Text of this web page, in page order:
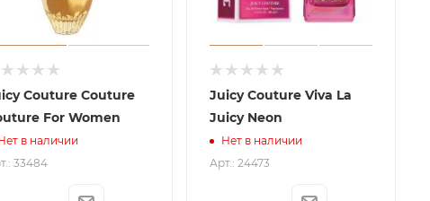
Couture Couture
For Women
в наличии
33484
Juicy Couture Viva La
Juicy Neon
Нет в наличии
Арт.: 24473